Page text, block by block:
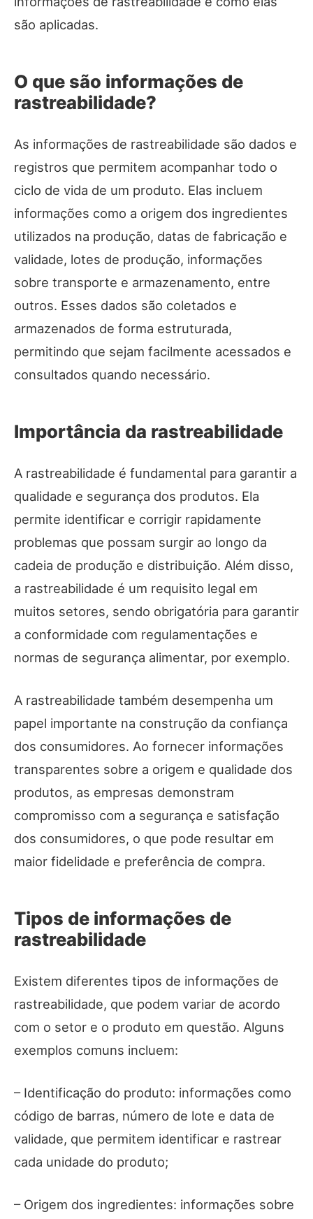
são aplicadas.
O que são informações de
rastreabilidade?
As informações de rastreabilidade são dados e
registros que permitem acompanhar todo o
ciclo de vida de um produto. Elas incluem
informações como a origem dos ingredientes
utilizados na produção, datas de fabricação e
validade, lotes de produção, informações
sobre transporte e armazenamento, entre
outros. Esses dados são coletados e
armazenados de forma estruturada,
permitindo que sejam facilmente acessados e
consultados quando necessário.
Importância da rastreabilidade
A rastreabilidade é fundamental para garantir a
qualidade e segurança dos produtos. Ela
permite identificar e corrigir rapidamente
problemas que possam surgir ao longo da
cadeia de produção e distribuição. Além disso,
a rastreabilidade é um requisito legal em
muitos setores, sendo obrigatória para garantir
a conformidade com regulamentações e
normas de segurança alimentar, por exemplo.
A rastreabilidade também desempenha um
papel importante na construção da confiança
dos consumidores. Ao fornecer informações
transparentes sobre a origem e qualidade dos
produtos, as empresas demonstram
compromisso com a segurança e satisfação
dos consumidores, o que pode resultar em
maior fidelidade e preferência de compra.
Tipos de informações de
rastreabilidade
Existem diferentes tipos de informações de
rastreabilidade, que podem variar de acordo
com o setor e o produto em questão. Alguns
exemplos comuns incluem:
– Identificação do produto: informações como
código de barras, número de lote e data de
validade, que permitem identificar e rastrear
cada unidade do produto;
– Origem dos ingredientes: informações sobre